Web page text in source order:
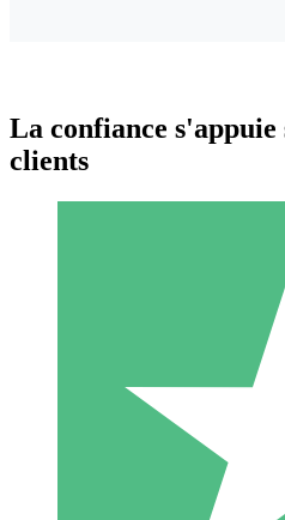
Packs de
Payez à l'utilisation avec des
1
La confiance
clients